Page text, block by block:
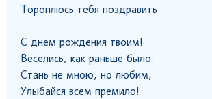
Тороплюсь тебя поздравить
С днем рождения твоим!
Веселись, как раньше было.
Стань не мною, но любим,
Улыбайся всем премило!